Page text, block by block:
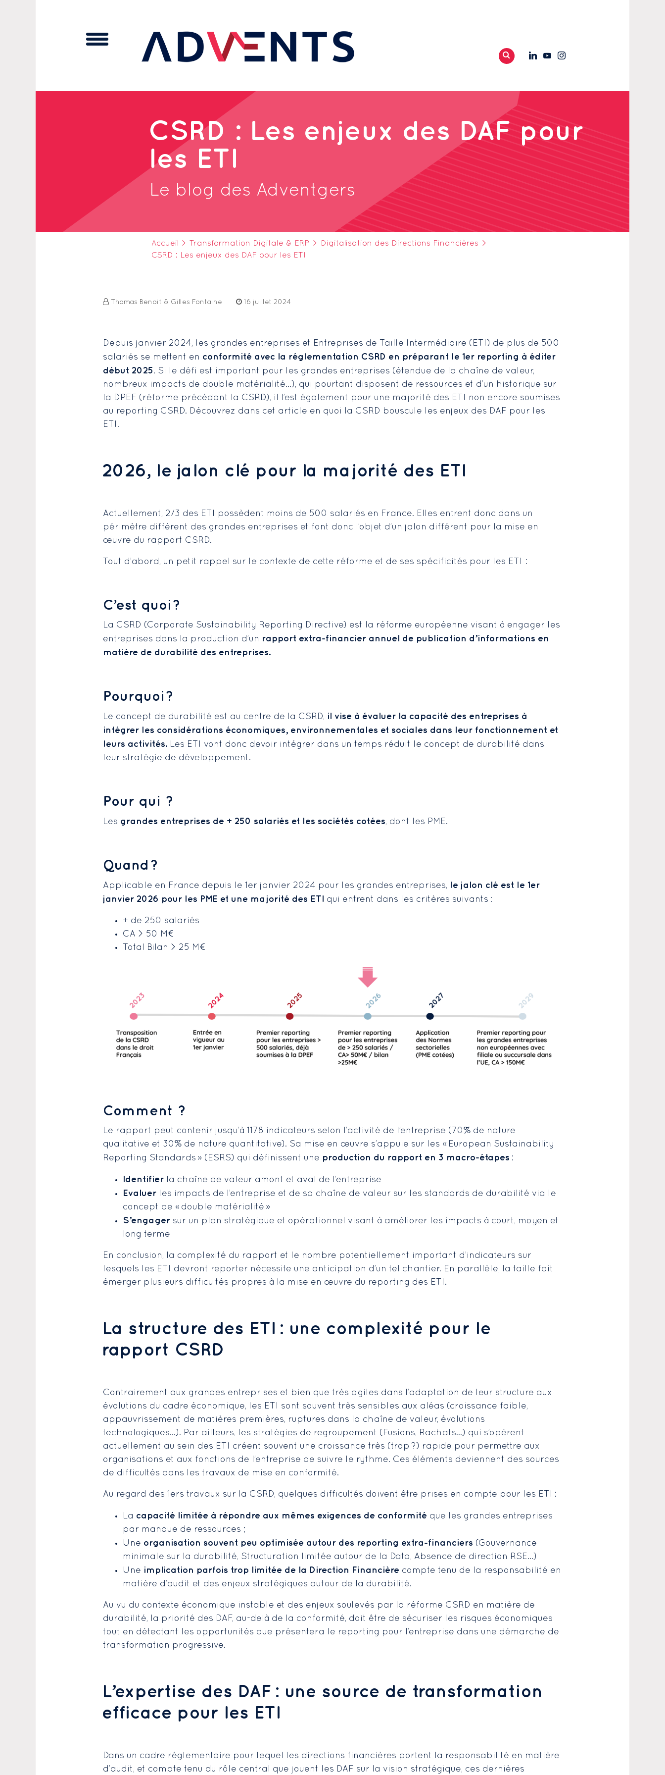
CSRD : Les enjeux des DAF pour
les ETI
Le blog des Adventgers
Accueil > Transformation Digitale & ERP > Digitalisation des Directions Financières
>
CSRD : Les enjeux des DAF pour les ETI
Thomas Benoit & Gilles Fontaine 16 juillet 2024
Depuis janvier 2024, les grandes entreprises et Entreprises de Taille Intermédiaire (ETI) de plus de 500
salariés se mettent en conformité avec la réglementation CSRD en préparant le 1er reporting à éditer
début 2025. Si le défi est important pour les grandes entreprises (étendue de la chaîne de valeur,
nombreux impacts de double matérialité…), qui pourtant disposent de ressources et d’un historique sur
la DPEF (réforme précédant la CSRD), il l’est également pour une majorité des ETI non encore soumises
au reporting CSRD. Découvrez dans cet article en quoi la CSRD bouscule les enjeux des DAF pour les
ETI.
2026, le jalon clé pour la majorité des ETI
Actuellement, 2/3 des ETI possèdent moins de 500 salariés en France. Elles entrent donc dans un
périmètre différent des grandes entreprises et font donc l’objet d’un jalon différent pour la mise en
œuvre du rapport CSRD.
Tout d’abord, un petit rappel sur le contexte de cette réforme et de ses spécificités pour les ETI :
C’est quoi ?
La CSRD (Corporate Sustainability Reporting Directive) est la réforme européenne visant à engager les
entreprises dans la production d’un rapport extra-financier annuel de publication d’informations en
matière de durabilité des entreprises.
Pourquoi ?
Le concept de durabilité est au centre de la CSRD, il vise à évaluer la capacité des entreprises à
intégrer les considérations économiques, environnementales et sociales dans leur fonctionnement et
leurs activités. Les ETI vont donc devoir intégrer dans un temps réduit le concept de durabilité dans
leur stratégie de développement.
Pour qui ?
Les grandes entreprises de + 250 salariés et les sociétés cotées, dont les PME.
Quand ?
Applicable en France depuis le 1er janvier 2024 pour les grandes entreprises,
le jalon clé est le 1er
janvier 2026 pour les PME et une majorité des ETI
qui entrent dans les critères suivants :
+ de 250 salariés
CA > 50 M€
Total Bilan > 25 M€
Comment ?
Le rapport peut contenir jusqu’à 1178 indicateurs selon l’activité de l’entreprise (70% de nature
qualitative et 30% de nature quantitative). Sa mise en œuvre s’appuie sur les « European Sustainability
Reporting Standards » (ESRS) qui définissent une production du rapport en 3 macro-étapes :
Identifier la chaîne de valeur amont et aval de l’entreprise
Evaluer les impacts de l’entreprise et de sa chaîne de valeur sur les standards de durabilité via le
concept de « double matérialité »
S’engager sur un plan stratégique et opérationnel visant à améliorer les impacts à court, moyen et
long terme
En conclusion, la complexité du rapport et le nombre potentiellement important d’indicateurs sur
lesquels les ETI devront reporter nécessite une anticipation d’un tel chantier. En parallèle, la taille fait
émerger plusieurs difficultés propres à la mise en œuvre du reporting des ETI.
La structure des ETI : une complexité pour le
rapport CSRD
Contrairement aux grandes entreprises et bien que très agiles dans l’adaptation de leur structure aux
évolutions du cadre économique, les ETI sont souvent très sensibles aux aléas (croissance faible,
appauvrissement de matières premières, ruptures dans la chaîne de valeur, évolutions
technologiques…). Par ailleurs, les stratégies de regroupement (Fusions, Rachats…) qui s’opèrent
actuellement au sein des ETI créent souvent une croissance très (trop ?) rapide pour permettre aux
organisations et aux fonctions de l’entreprise de suivre le rythme. Ces éléments deviennent des sources
de difficultés dans les travaux de mise en conformité.
Au regard des 1ers travaux sur la CSRD, quelques difficultés doivent être prises en compte pour les ETI :
La capacité limitée à répondre aux mêmes exigences de conformité que les grandes entreprises
par manque de ressources ;
Une organisation souvent peu optimisée autour des reporting extra-financiers (Gouvernance
minimale sur la durabilité, Structuration limitée autour de la Data, Absence de direction RSE…)
Une implication parfois trop limitée de la Direction Financière compte tenu de la responsabilité en
matière d’audit et des enjeux stratégiques autour de la durabilité.
Au vu du contexte économique instable et des enjeux soulevés par la réforme CSRD en matière de
durabilité, la priorité des DAF, au-delà de la conformité, doit être de sécuriser les risques économiques
tout en détectant les opportunités que présentera le reporting pour l’entreprise dans une démarche de
transformation progressive.
L’expertise des DAF : une source de transformation
efficace pour les ETI
Dans un cadre réglementaire pour lequel les directions financières portent la responsabilité en matière
d’audit, et compte tenu du rôle central que jouent les DAF sur la vision stratégique, ces dernières